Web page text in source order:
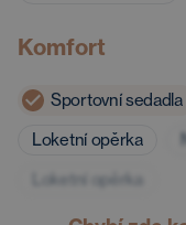
Komfort
Sportovní sedadla
Loketní opěrka
Loketní opěrka